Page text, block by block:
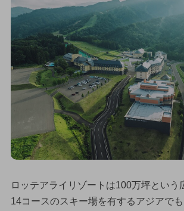
ロッテアライリゾートは100万坪という
14コースのスキー場を有するアジアで